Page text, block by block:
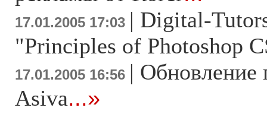
17.01.2005 17:03 | Digital-
"Principles of Photoshop
17.01.2005 16:56 | Обновление
Asiva...»